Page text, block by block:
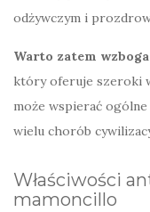
odżywczym i
Warto zatem
który oferuje szeroki
może wspierać
wielu chorób
Właściwości
mamoncillo